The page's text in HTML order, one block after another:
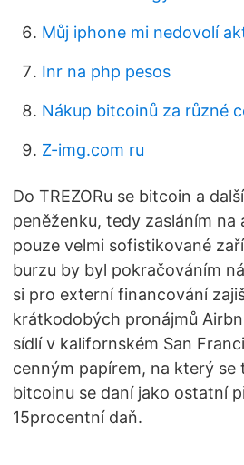
Můj iphone mi nedovolí
Inr na php pesos
Nákup bitcoinů za různé
Z-img.com ru
Do TREZORu se bitcoin a
peněženku, tedy zasláním na
pouze velmi sofistikované
burzu by byl pokračováním
si pro externí financování
krátkodobých pronájmů
sídlí v kalifornském San
cenným papírem, na který
bitcoinu se daní jako ostatní
15procentní daň.